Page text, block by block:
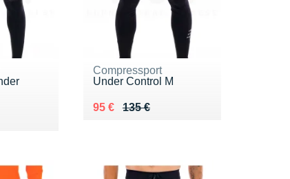
Compressport
Under Control M
135 €
Au lieu de 135 €
95 €
Vendu 95 €